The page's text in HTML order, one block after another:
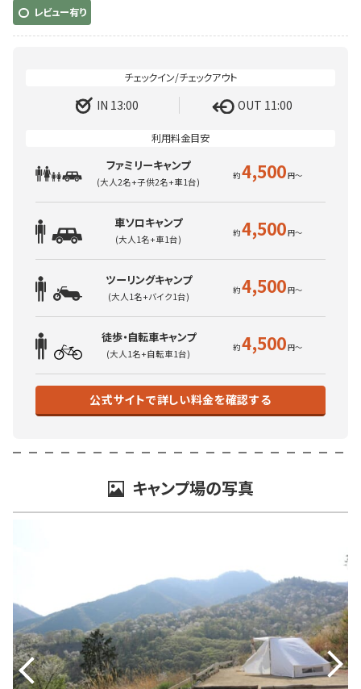
レビュー有り
IN 13:00 OUT 11:00
ファミリーキャンプ
(大人2名+子供2名+車1台) 4,500
車ソロキャンプ
(大人1名+車1台) 4,500
ツーリングキャンプ
(大人1名+バイク1台) 4,500
徒歩・自転車キャンプ
(大人1名+自転車1台) 4,500
公式サイトで詳しい料金を確認する
キャンプ場の写真